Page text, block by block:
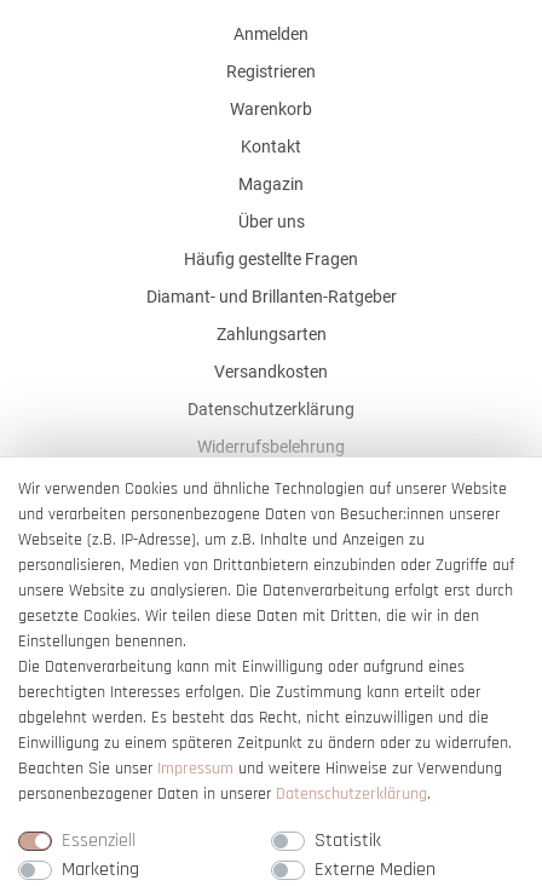
Anmelden
Registrieren
Warenkorb
Kontakt
Magazin
Über uns
Häufig gestellte Fragen
Diamant- und Brillanten-Ratgeber
Zahlungsarten
Versandkosten
Datenschutzerklärung
Widerrufsbelehrung
AGB
Impressum
Barrierefreiheitserklärung
Vertrag widerrufen
Wir verwenden Cookies und ähnliche Technologien auf unserer Website
und verarbeiten personenbezogene Daten von Besucher:innen unserer
Webseite (z.B. IP-Adresse), um z.B. Inhalte und Anzeigen zu
personalisieren, Medien von Drittanbietern einzubinden oder Zugriffe auf
unsere Website zu analysieren. Die Datenverarbeitung erfolgt erst durch
gesetzte Cookies. Wir teilen diese Daten mit Dritten, die wir in den
Einstellungen benennen.
Die Datenverarbeitung kann mit Einwilligung oder aufgrund eines
berechtigten Interesses erfolgen. Die Zustimmung kann erteilt oder
abgelehnt werden. Es besteht das Recht, nicht einzuwilligen und die
Einwilligung zu einem späteren Zeitpunkt zu ändern oder zu widerrufen.
Beachten Sie unser Impressum und weitere Hinweise zur Verwendung
personenbezogener Daten in unserer Daten­schutz­erklärung.
Essenziell
Statistik
Marketing
Externe Medien